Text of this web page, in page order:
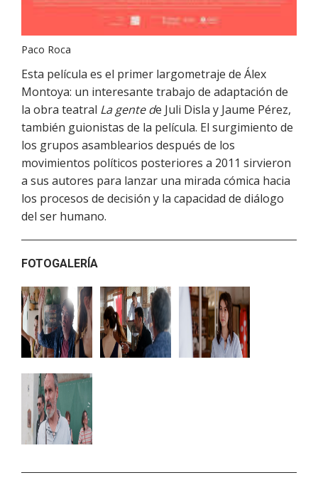
Paco Roca
Esta película es el primer largometraje de Álex
Montoya: un interesante trabajo de adaptación de
la obra teatral La gente de Juli Disla y Jaume Pérez,
también guionistas de la película. El surgimiento de
los grupos asamblearios después de los
movimientos políticos posteriores a 2011 sirvieron
a sus autores para lanzar una mirada cómica hacia
los procesos de decisión y la capacidad de diálogo
del ser humano.
FOTOGALERÍA